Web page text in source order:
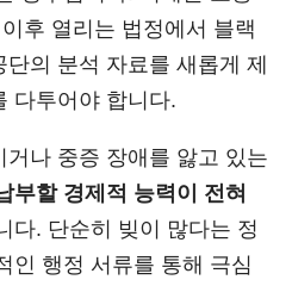
후 열리는 법정에서 블랙
의 분석 자료를 새롭게 제
다투어야 합니다.
나 중증 장애를 앓고 있는
부할 경제적 능력이 전혀
다. 단순히 빚이 많다는 정
인 행정 서류를 통해 극심